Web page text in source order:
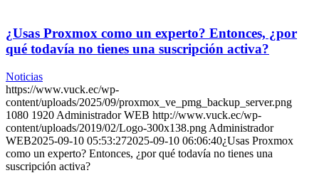
¿Usas Proxmox como un experto? Entonces, ¿por
qué todavía no tienes una suscripción activa?
Noticias
https://www.vuck.ec/wp-
content/uploads/2025/09/proxmox_ve_pmg_backup_server.png
1080 1920 Administrador WEB http://www.vuck.ec/wp-
content/uploads/2019/02/Logo-300x138.png Administrador
WEB2025-09-10 05:53:272025-09-10 06:06:40¿Usas Proxmox
como un experto? Entonces, ¿por qué todavía no tienes una
suscripción activa?